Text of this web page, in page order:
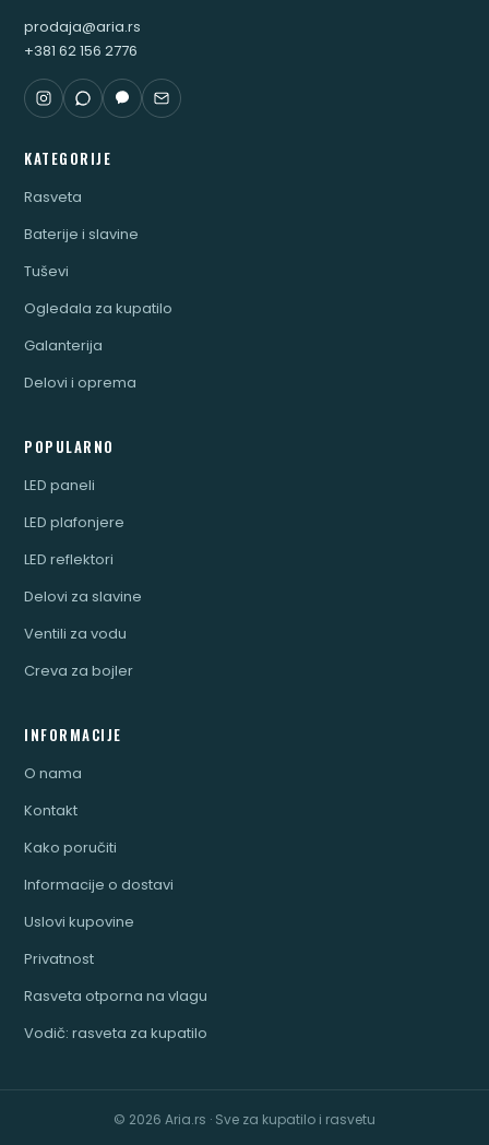
prodaja@aria.rs
+381 62 156 2776
KATEGORIJE
Rasveta
Baterije i slavine
Tuševi
Ogledala za kupatilo
Galanterija
Delovi i oprema
POPULARNO
LED paneli
LED plafonjere
LED reflektori
Delovi za slavine
Ventili za vodu
Creva za bojler
INFORMACIJE
O nama
Kontakt
Kako poručiti
Informacije o dostavi
Uslovi kupovine
Privatnost
Rasveta otporna na vlagu
Vodič: rasveta za kupatilo
© 2026 Aria.rs · Sve za kupatilo i rasvetu